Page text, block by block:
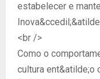
estabelecer e
<br />
Como o
cultura ent&atilde;o